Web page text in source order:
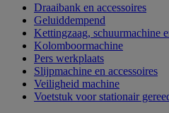
Draaibank en accessoires
Geluiddempend
Kettingzaag, schuurmachine
Kolomboormachine
Pers werkplaats
Slijpmachine en accessoires
Veiligheid machine
Voetstuk voor stationair